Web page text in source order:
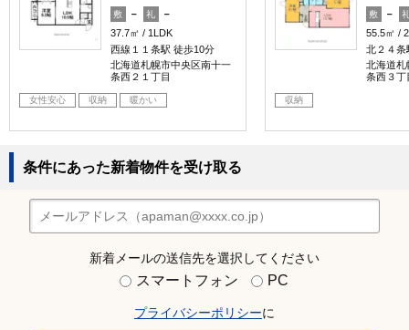
敷 － 礼
－
37.7㎡
1LDK
西線１１条駅 徒歩10分
北海道札幌市中央区南十一
条西２１丁目
女性安心 収納 暖かい
敷 －
55.5㎡
北２４条
北海道札
条西３丁
収納
条件にあった新着物件を受け取る
新着メールの送信先を選択してください
スマートフォン PC
プライバシーポリシーに